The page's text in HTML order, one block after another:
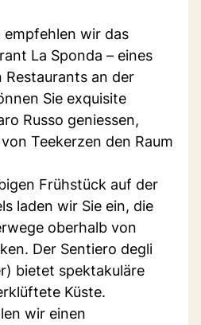
empfehlen wir das
La Sponda – eines
an der
Sie exquisite
Russo geniessen,
Teekerzen den Raum
Frühstück auf der
laden wir Sie ein, die
oberhalb von
Der Sentiero degli
bietet spektakuläre
Küste.
wir einen